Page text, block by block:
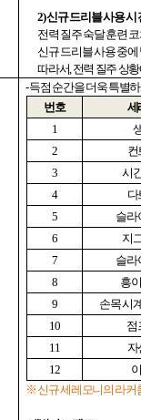
2)신규 드리블 사용 시
전력 질주 숙달 훈련
신규 드리블 사용 중
따라서,전력 질주 상
-득점 순간을 더욱 특별
번호
세
1
2
컨
3
시
4
다
5
슬라
6
지
7
슬라
8
흥
9
손목 시
10
점
11
자
12
※ 신규 세레모니의 라커